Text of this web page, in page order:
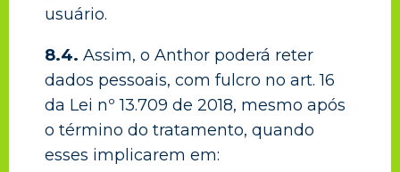
usuário.
8.4. Assim, o Anthor poderá reter
dados pessoais, com fulcro no art. 16
da Lei nº 13.709 de 2018, mesmo após
o término do tratamento, quando
esses implicarem em: